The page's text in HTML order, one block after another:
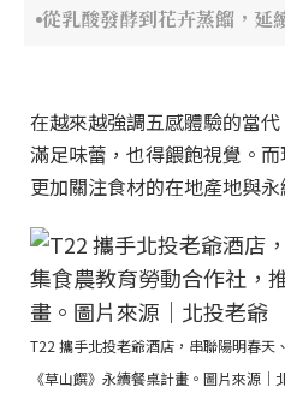
從乳酸發酵到花卉蒸餾，延
在越來越強調五感體驗的當
滿足味蕾，也得餵飽視覺。
更加關注食材的在地產地與永
T22 攜手北投老爺酒店，串聯陽明春天
《草山饌》永續餐桌計畫。圖片來源｜